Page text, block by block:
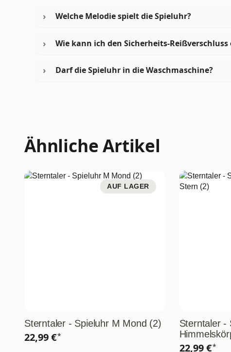
Welche Melodie spielt die Spieluhr?
Wie kann ich den Sicherheits-
Darf die Spieluhr in die Waschmaschine?
Ähnliche Artikel
AUF LAGER
Sterntaler - Spieluhr M Mond (2)
22,99 €*
Sterntaler -
22,99 €*